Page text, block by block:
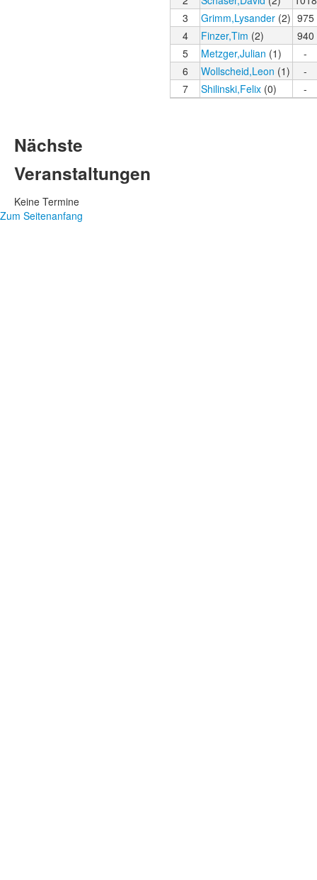
3
Grimm,Lysander (2) 975
4
Finzer,Tim (2)
940
5
Metzger,Julian (1)
-
6
Wollscheid,Leon (1)
-
7
Shilinski,Felix (0) -
Nächste
Veranstaltungen
Keine Termine
Zum Seitenanfang